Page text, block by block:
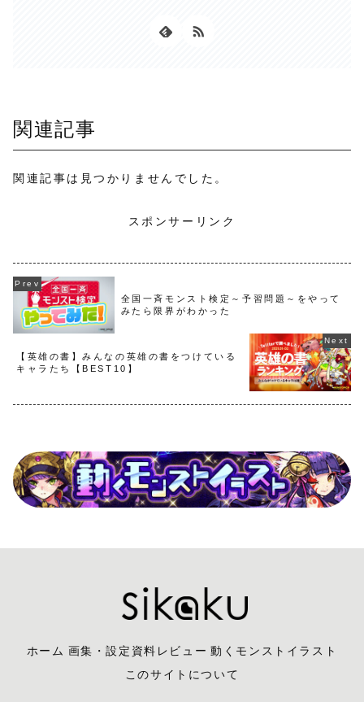
関連記事
関連記事は見つかりませんでした。
スポンサーリンク
全国一斉モンスト検定～予習問題～をやって
みたら限界がわかった
【英雄の書】みんなの英雄の書をつけている
キャラたち【BEST10】
ホーム 画集・設定資料レビュー 動くモンストイラスト
このサイトについて